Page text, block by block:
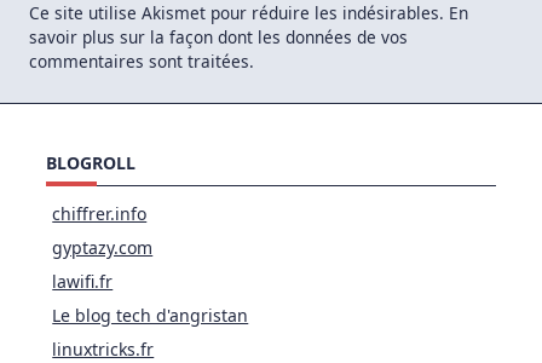
Ce site utilise Akismet pour réduire les indésirables. En
savoir plus sur la façon dont les données de vos
commentaires sont traitées.
BLOGROLL
chiffrer.info
gyptazy.com
lawifi.fr
Le blog tech d'angristan
linuxtricks.fr